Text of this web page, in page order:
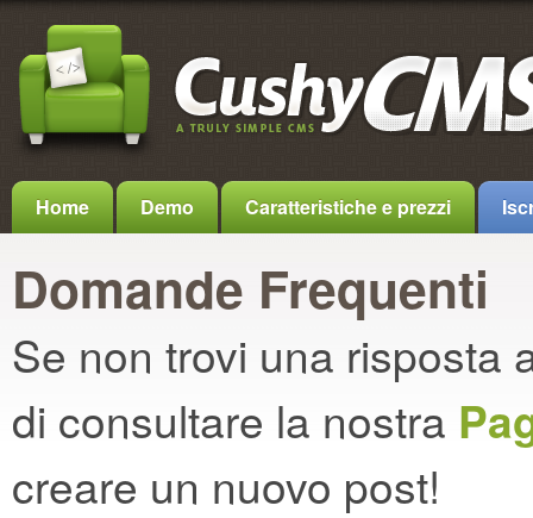
Home Demo Caratteristiche e prezzi
Domande Frequenti
Se non trovi una risposta
di consultare la nostra
creare un nuovo post!